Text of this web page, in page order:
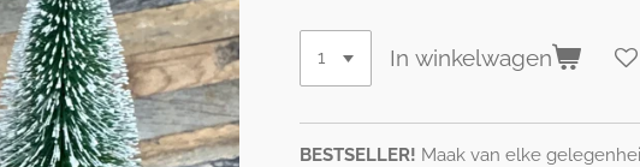
In winkelwagen
BESTSELLER! Maak van elke